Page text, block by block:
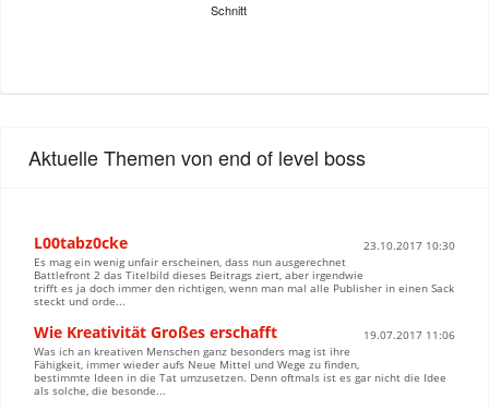
Schnitt
Aktuelle Themen von end of level boss
L00tabz0cke
23.10.2017 10:30
Es mag ein wenig unfair erscheinen, dass nun ausgerechnet
Battlefront 2 das Titelbild dieses Beitrags ziert, aber irgendwie
trifft es ja doch immer den richtigen, wenn man mal alle Publisher in einen Sack
steckt und orde...
Wie Kreativität Großes erschafft
19.07.2017 11:06
Was ich an kreativen Menschen ganz besonders mag ist ihre
Fähigkeit, immer wieder aufs Neue Mittel und Wege zu finden,
bestimmte Ideen in die Tat umzusetzen. Denn oftmals ist es gar nicht die Idee
als solche, die besonde...